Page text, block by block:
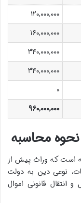
۱۲۰,۰۰۰,۰۰۰
۱۶۰,۰۰۰,۰۰۰
۳۴۰,۰۰۰,۰۰۰
۳۴۰,۰۰۰,۰۰۰
۰
۹۶۰,۰۰۰,۰۰۰
محاسبه
است که وراث پیش از
نوعی دین به دولت
قانونی اموال